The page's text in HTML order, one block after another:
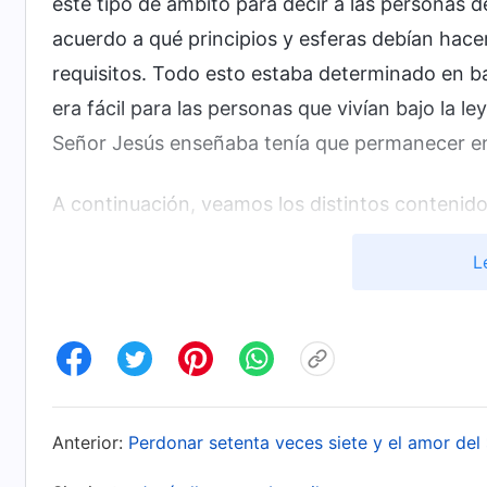
acuerdo a qué principios y esferas debían
requisitos. Todo esto estaba determinado en
era fácil para las personas que vivían bajo la
Señor Jesús enseñaba tenía que permanecer
A continuación, veamos los distintos
La primera es la parábola del sembrador. Es
grano de mostaza. Todos vosotros sabéis lo
echar un vistazo ala Biblia. La cuarta parábola
sabe que se usa para la fermentación y que es
Anterior: Perdonar setenta veces siete y el amor del